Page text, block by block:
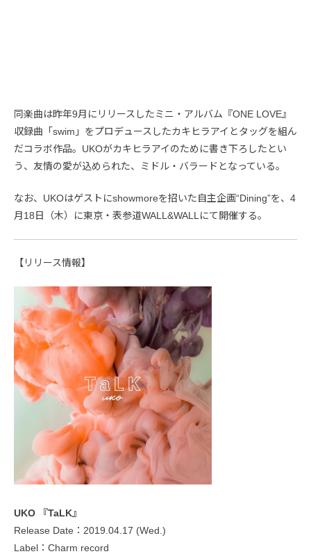
同楽曲は昨年9月にリリースしたミニ・アルバム『ONE LOVE』
収録曲「swim」をプロデュースしたカキヒラアイとタッグを組ん
だコラボ作品。UKOがカキヒラアイのために書き下ろしたとい
う、友情の愛が込められた、ミドル・バラードとなっている。
なお、UKOはゲストにshowmoreを招いた自主企画“Dining”を、4
月18日（木）に東京・表参道WALL&WALLにて開催する。
【リリース情報】
UKO 『TaLK』
Release Date：2019.04.17 (Wed.)
Label：Charm record